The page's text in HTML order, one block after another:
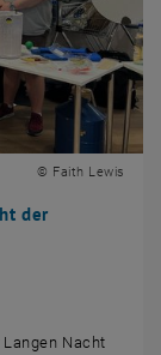
der
© Faith Lewis
Nacht